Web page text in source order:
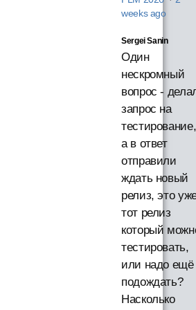
weeks ago
Sergei Sanin
Один
нескромный
вопрос -
запрос на
тестирование,
а в ответ
отправили
ждать новый
релиз, это
тот релиз
который
тестировать,
или надо ещё
подождать?
Насколько